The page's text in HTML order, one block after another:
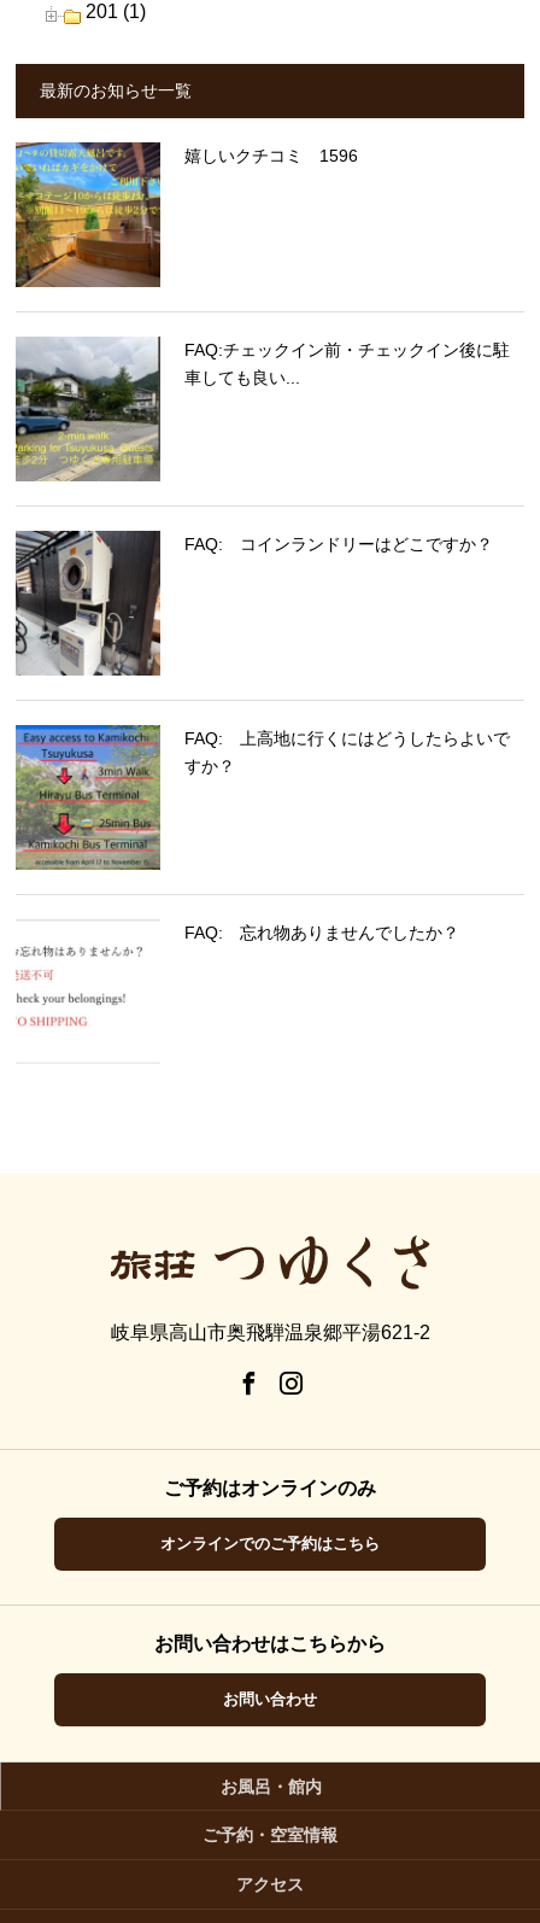
201 (1)
最新のお知らせ一覧
嬉しいクチコミ 1596
FAQ:チェックイン前・チェックイン後に駐
車しても良い...
FAQ: コインランドリーはどこですか？
FAQ: 上高地に行くにはどうしたらよいで
すか？
FAQ: 忘れ物ありませんでしたか？
岐阜県高山市奥飛騨温泉郷平湯621-2
ご予約はオンラインのみ
オンラインでのご予約はこちら
お問い合わせはこちらから
お問い合わせ
お風呂・館内
ご予約・空室情報
アクセス